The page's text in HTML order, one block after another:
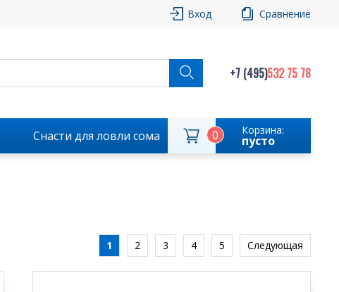
Вход Сравнение
+7 (495)532 75 78
Снасти для ловли сома Корзина:
пусто
0
1 2 3 4 5 Следующая